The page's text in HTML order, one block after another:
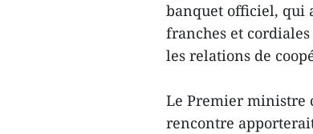
banquet officiel, qui
franches et
les relations de
Le Premier ministre
rencontre